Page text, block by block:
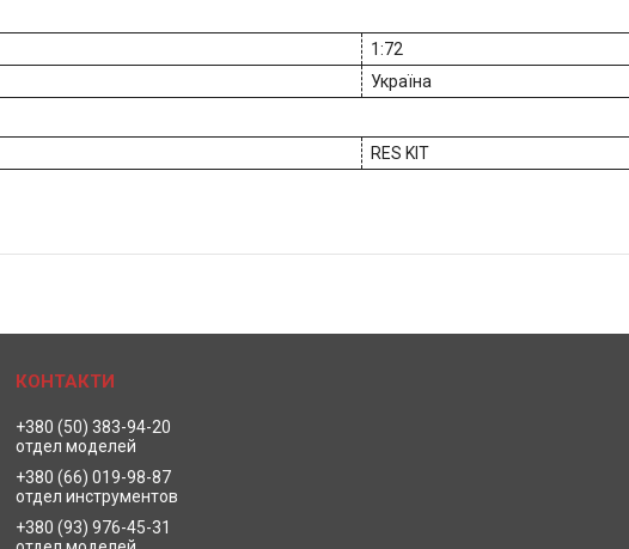
1:72
Україна
RES KIT
+380 (50) 383-94-20
отдел моделей
+380 (66) 019-98-87
отдел инструментов
+380 (93) 976-45-31